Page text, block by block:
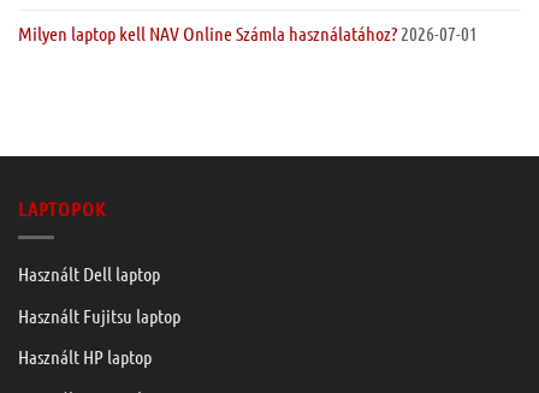
Milyen laptop kell NAV Online Számla használatához? 2026-07-01
LAPTOPOK
Használt Dell laptop
Használt Fujitsu laptop
Használt HP laptop